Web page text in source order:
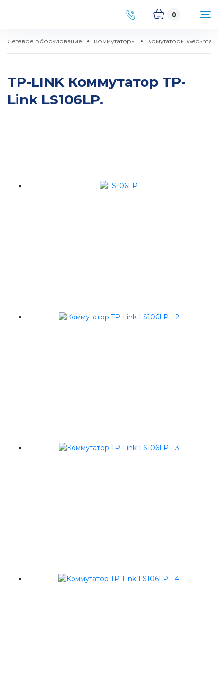
0
Сетевое оборудование Коммутаторы Комутаторы WebSmart
TP-LINK Коммутатор TP-
Link LS106LP.